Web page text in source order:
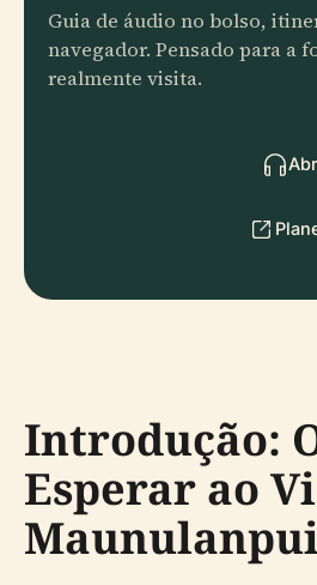
Guia de áudio no bolso,
navegador. Pensado para a
realmente visita.
Introdução:
Esperar ao